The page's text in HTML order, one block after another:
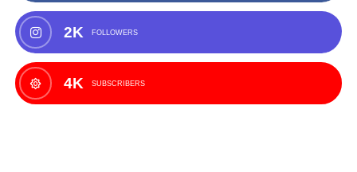
2K FOLLOWERS
4K SUBSCRIBERS